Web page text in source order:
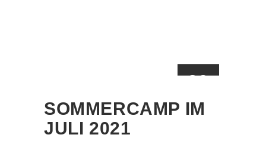
29
SOMMERCAMP IM
JULI 2021